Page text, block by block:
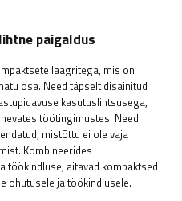
paigaldus
laagritega, mis on
osa. Need täpselt disainitud
kasutuslihtsusega,
töötingimustes. Need
mistõttu ei ole vaja
Kombineerides
töökindluse, aitavad kompaktsed
ohutusele ja töökindlusele.